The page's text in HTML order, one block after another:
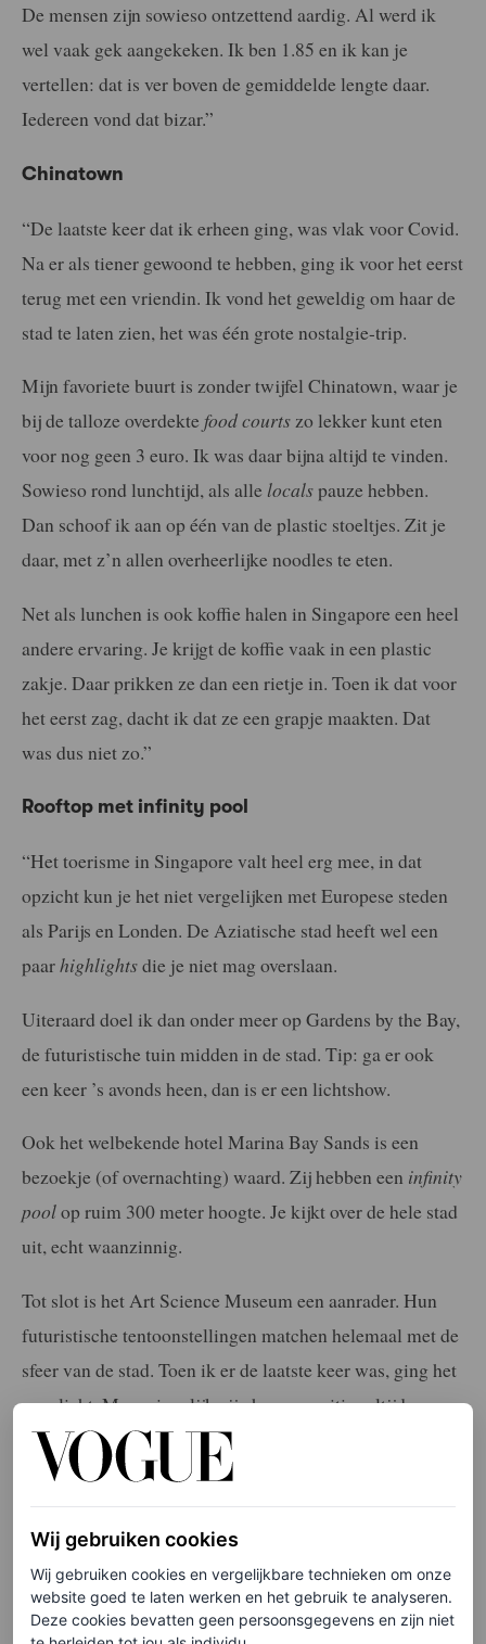
De mensen zijn sowieso ontzettend aardig. Al werd ik
wel vaak gek aangekeken. Ik ben 1.85 en ik kan je
vertellen: dat is ver boven de gemiddelde lengte daar.
Iedereen vond dat bizar.”
Chinatown
“De laatste keer dat ik erheen ging, was vlak voor Covid.
Na er als tiener gewoond te hebben, ging ik voor het eerst
terug met een vriendin. Ik vond het geweldig om haar de
stad te laten zien, het was één grote nostalgie-trip.
Mijn favoriete buurt is zonder twijfel Chinatown, waar je
bij de talloze overdekte food courtszo lekker kunt eten
voor nog geen 3 euro. Ik was daar bijna altijd te vinden.
Sowieso rond lunchtijd, als alle localspauze hebben.
Dan schoof ik aan op één van de plastic stoeltjes. Zit je
daar, met z’n allen overheerlijke noodles te eten.
Net als lunchen is ook koffie halen in Singapore een heel
andere ervaring. Je krijgt de koffie vaak in een plastic
zakje. Daar prikken ze dan een rietje in. Toen ik dat voor
het eerst zag, dacht ik dat ze een grapje maakten. Dat
was dus niet zo.”
Rooftop met infinity pool
“Het toerisme in Singapore valt heel erg mee, in dat
opzicht kun je het niet vergelijken met Europese steden
als Parijs en Londen. De Aziatische stad heeft wel een
paarhighlightsdie je niet mag overslaan.
Uiteraard doel ik dan onder meer op Gardens by the Bay,
de futuristische tuin midden in de stad. Tip: ga er ook
een keer ’s avonds heen, dan is er een lichtshow.
Ook het welbekende hotel Marina Bay Sands is een
bezoekje (of overnachting) waard. Zij hebben een infinity
poolop ruim 300 meter hoogte. Je kijkt over de hele stad
uit, echt waanzinnig.
Tot slot is het Art Science Museum een aanrader. Hun
futuristische tentoonstellingen matchen helemaal met de
sfeer van de stad. Toen ik er de laatste keer was, ging het
over licht. Maar eigenlijk zijn hun exposities altijd
interessant.”
Wij gebruiken cookies
Wij gebruiken cookies en vergelijkbare technieken om onze
website goed te laten werken en het gebruik te analyseren.
Deze cookies bevatten geen persoonsgegevens en zijn niet